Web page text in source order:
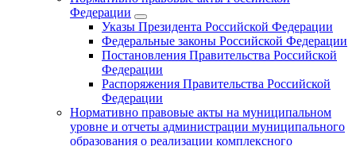
Федерации
Указы Президента Российской Федерации
Федеральные законы Российской Федерации
Постановления Правительства Российской
Федерации
Распоряжения Правительства Российской
Федерации
Нормативно правовые акты на муниципальном
уровне и отчеты администрации муниципального
образования о реализации комплексного